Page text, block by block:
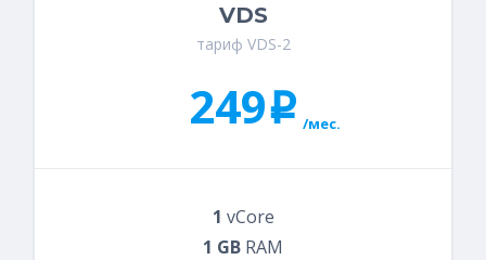
VDS
тариф VDS-2
249i /мес.
1 vCore
1 GB RAM